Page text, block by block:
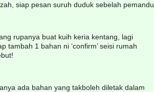
siap pesan suruh duduk sebelah pemandu
rupanya buat kuih keria kentang, lagi
tambah 1 bahan ni ‘confirm’ seisi rumah
ada bahan yang takboleh diletak dalam